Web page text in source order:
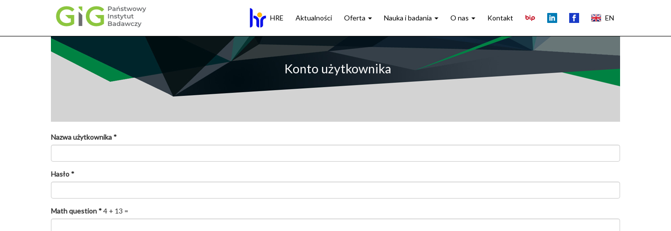
Przejdź
HRE Aktualności Oferta Nauka i badania O nas Kontakt EN
Konto użytkownika
Nazwa użytkownika *
Hasło *
Math question *4 + 13 =